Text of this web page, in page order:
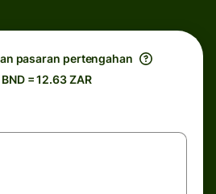
pasaran pertengahan
BND = 12.63 ZAR